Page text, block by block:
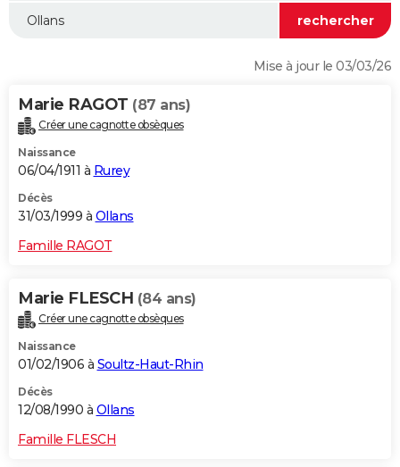
WEEK-END
Alimentation
Guide de la santé
Maladies
Médicaments
Sommeil
VOYAGE
Destinations
City break
Voyage nature
Voyage de noces
Forum
Climat
+PHOTO
GUIDES D'ACHAT
Carte de Noël
Carte Bonne année
Carte Saint-Valentin
Carte Pâques
Carte d'anniversaire
DICTIONNAIRE
Dictionnaire
Biographies
Citations
Expressions
Proverbes
PROGRAMME TV
S'inscrire
Se connecter
Lycées
Collèges
Primaires
Universités
Entreprises
Service militaire
Avis de recherche
AVIS DE DÉCÈS
FORUM
Mise à jour le 03/03/26
Marie RAGOT (87 ans)
Créer une cagnotte obsèques
Naissance
06/04/1911 à Rurey
Décès
31/03/1999 à Ollans
Famille RAGOT
Marie FLESCH (84 ans)
Créer une cagnotte obsèques
Naissance
01/02/1906 à Soultz-Haut-Rhin
Décès
12/08/1990 à Ollans
Famille FLESCH